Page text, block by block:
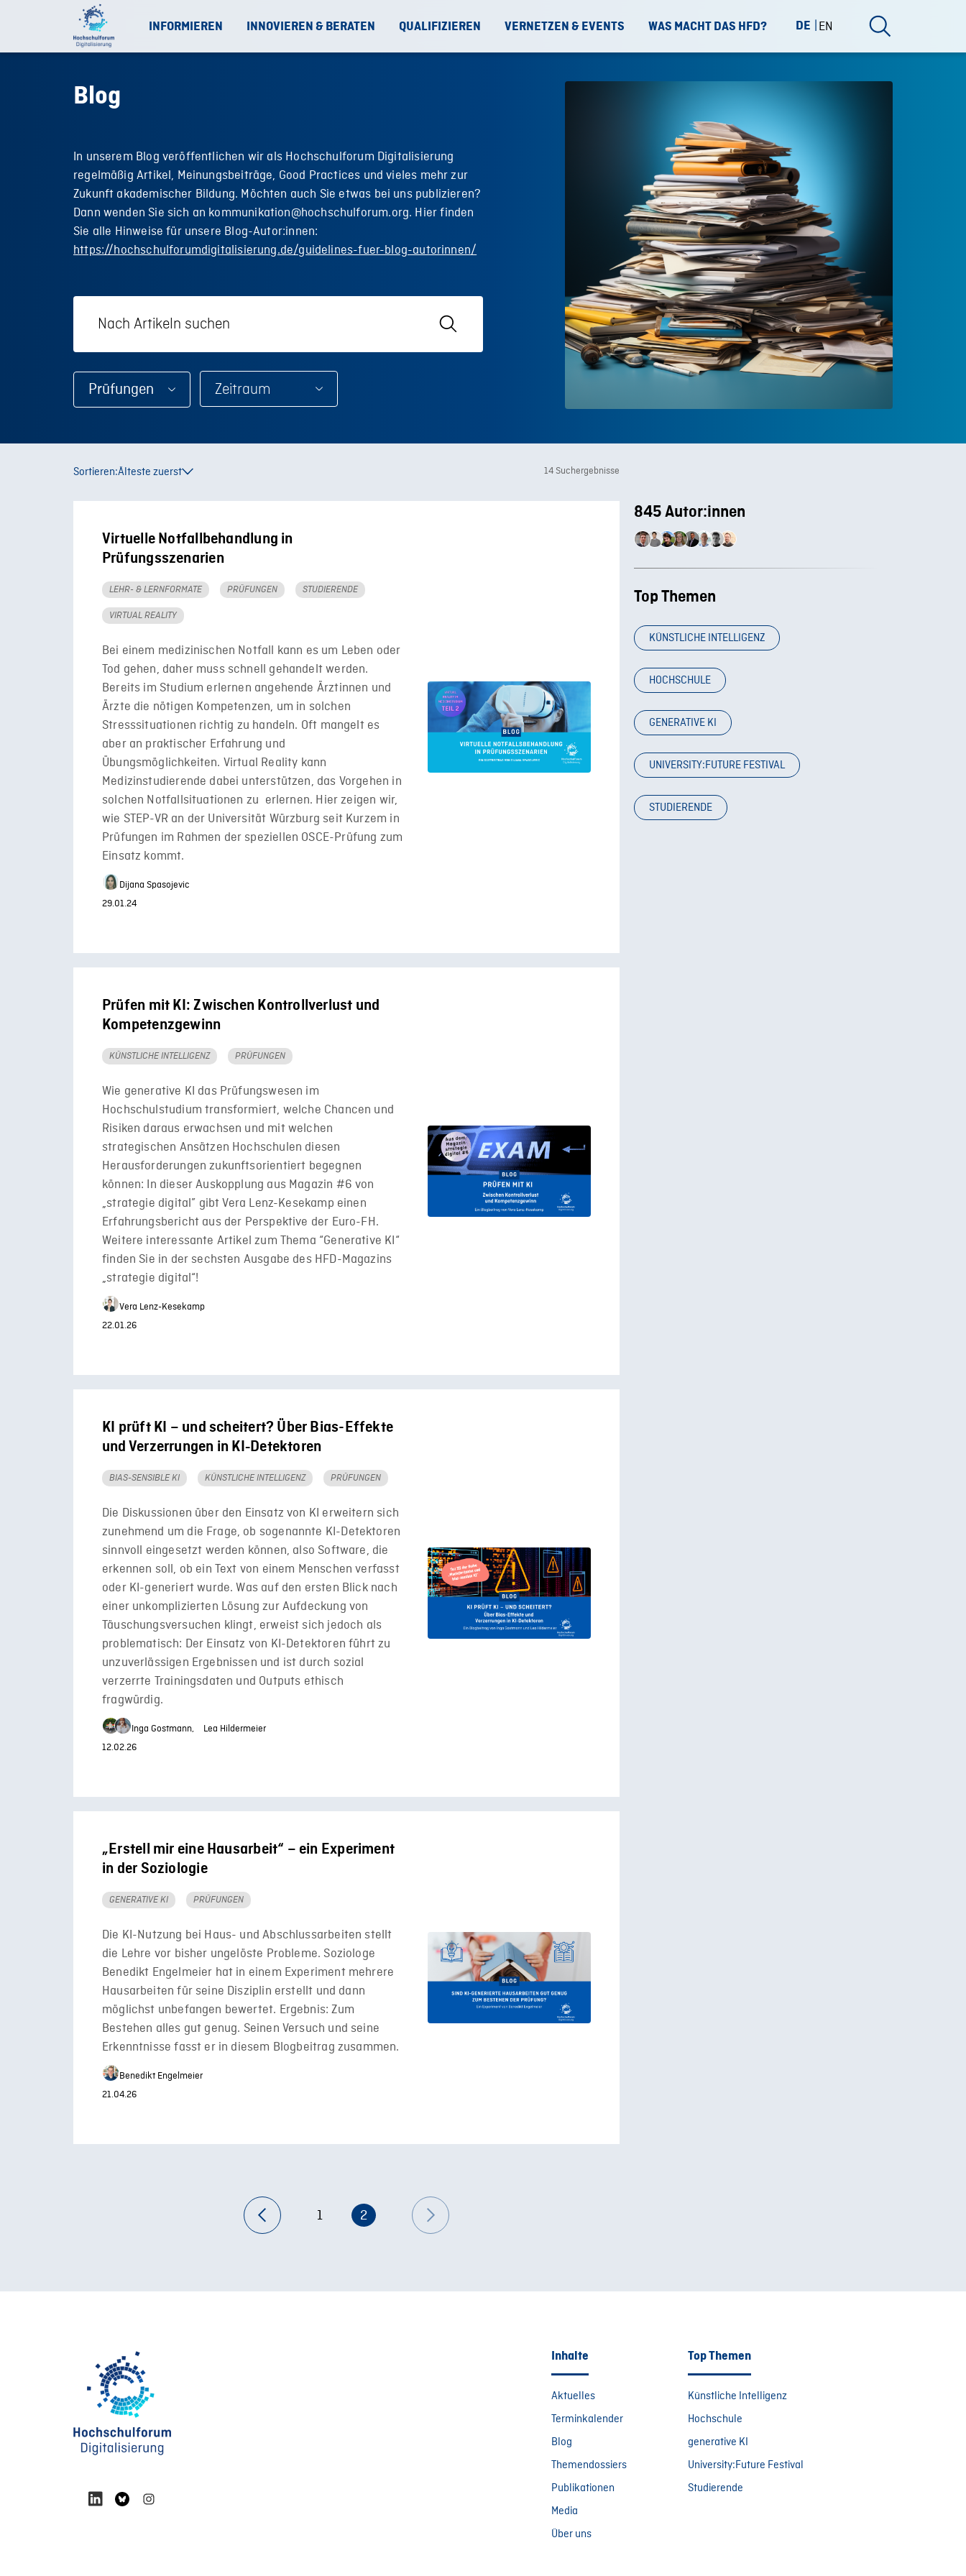
INFORMIEREN INNOVIEREN & BERATEN QUALIFIZIEREN VERNETZEN & EVENTS WAS MACHT DAS HFD? DE EN
Blog
In unserem Blog veröffentlichen wir als Hochschulforum Digitalisierung
regelmäßig Artikel, Meinungsbeiträge, Good Practices und vieles mehr zur
Zukunft akademischer Bildung. Möchten auch Sie etwas bei uns publizieren?
Dann wenden Sie sich an kommunikation@hochschulforum.org. Hier finden
Sie alle Hinweise für unsere Blog-Autor:innen:
https://hochschulforumdigitalisierung.de/guidelines-fuer-blog-autorinnen/
Prüfungen
Sortieren:Älteste zuerst 14 Suchergebnisse
Virtuelle Notfallbehandlung in
Prüfungsszenarien
LEHR- & LERNFORMATE PRÜFUNGEN STUDIERENDE
VIRTUAL REALITY
Bei einem medizinischen Notfall kann es um Leben oder
Tod gehen, daher muss schnell gehandelt werden.
Bereits im Studium erlernen angehende Ärztinnen und
Ärzte die nötigen Kompetenzen, um in solchen
Stresssituationen richtig zu handeln. Oft mangelt es
aber an praktischer Erfahrung und
Übungsmöglichkeiten. Virtual Reality kann
Medizinstudierende dabei unterstützen, das Vorgehen in
solchen Notfallsituationen zu erlernen. Hier zeigen wir,
wie STEP-VR an der Universität Würzburg seit Kurzem in
Prüfungen im Rahmen der speziellen OSCE-Prüfung zum
Einsatz kommt.
Dijana Spasojevic
29.01.24
Prüfen mit KI: Zwischen Kontrollverlust und
Kompetenzgewinn
KÜNSTLICHE INTELLIGENZ PRÜFUNGEN
Wie generative KI das Prüfungswesen im
Hochschulstudium transformiert, welche Chancen und
Risiken daraus erwachsen und mit welchen
strategischen Ansätzen Hochschulen diesen
Herausforderungen zukunftsorientiert begegnen
können: In dieser Auskopplung aus Magazin #6 von
„strategie digital” gibt Vera Lenz-Kesekamp einen
Erfahrungsbericht aus der Perspektive der Euro-FH.
Weitere interessante Artikel zum Thema “Generative KI“
finden Sie in der sechsten Ausgabe des HFD-Magazins
„strategie digital“!
Vera Lenz-Kesekamp
22.01.26
KI prüft KI – und scheitert? Über Bias-Effekte
und Verzerrungen in KI‑Detektoren
BIAS-SENSIBLE KI KÜNSTLICHE INTELLIGENZ PRÜFUNGEN
Die Diskussionen über den Einsatz von KI erweitern sich
zunehmend um die Frage, ob sogenannte KI-Detektoren
sinnvoll eingesetzt werden können, also Software, die
erkennen soll, ob ein Text von einem Menschen verfasst
oder KI-generiert wurde. Was auf den ersten Blick nach
einer unkomplizierten Lösung zur Aufdeckung von
Täuschungsversuchen klingt, erweist sich jedoch als
problematisch: Der Einsatz von KI-Detektoren führt zu
unzuverlässigen Ergebnissen und ist durch sozial
verzerrte Trainingsdaten und Outputs ethisch
fragwürdig.
Inga Gostmann,
Lea Hildermeier
12.02.26
„Erstell mir eine Hausarbeit“ – ein Experiment
in der Soziologie
GENERATIVE KI PRÜFUNGEN
Die KI-Nutzung bei Haus- und Abschlussarbeiten stellt
die Lehre vor bisher ungelöste Probleme. Soziologe
Benedikt Engelmeier hat in einem Experiment mehrere
Hausarbeiten für seine Disziplin erstellt und dann
möglichst unbefangen bewertet. Ergebnis: Zum
Bestehen alles gut genug. Seinen Versuch und seine
Erkenntnisse fasst er in diesem Blogbeitrag zusammen.
Benedikt Engelmeier
21.04.26
1 2
845 Autor:innen
Top Themen
KÜNSTLICHE INTELLIGENZ
HOCHSCHULE
GENERATIVE KI
UNIVERSITY:FUTURE FESTIVAL
STUDIERENDE
Inhalte
Aktuelles
Terminkalender
Blog
Themendossiers
Publikationen
Media
Über uns
Top Themen
Künstliche Intelligenz
Hochschule
generative KI
University:Future Festival
Studierende